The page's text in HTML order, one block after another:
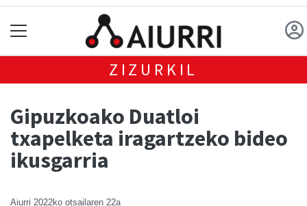
ZIZURKIL
Gipuzkoako Duatloi
txapelketa iragartzeko bideo
ikusgarria
Aiurri 2022ko otsailaren 22a